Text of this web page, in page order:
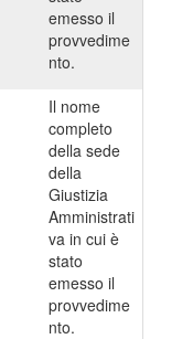
emesso il
provvedime
nto.
Il nome
completo
della sede
della
Giustizia
Amministrati
va in cui è
stato
emesso il
provvedime
nto.